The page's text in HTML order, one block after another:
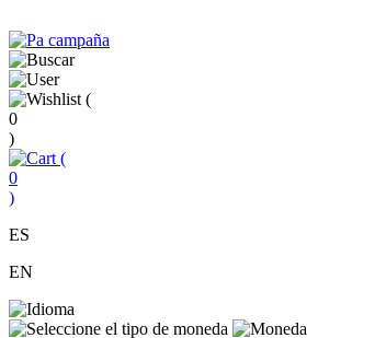
(
0
)
(
0
)
ES
EN